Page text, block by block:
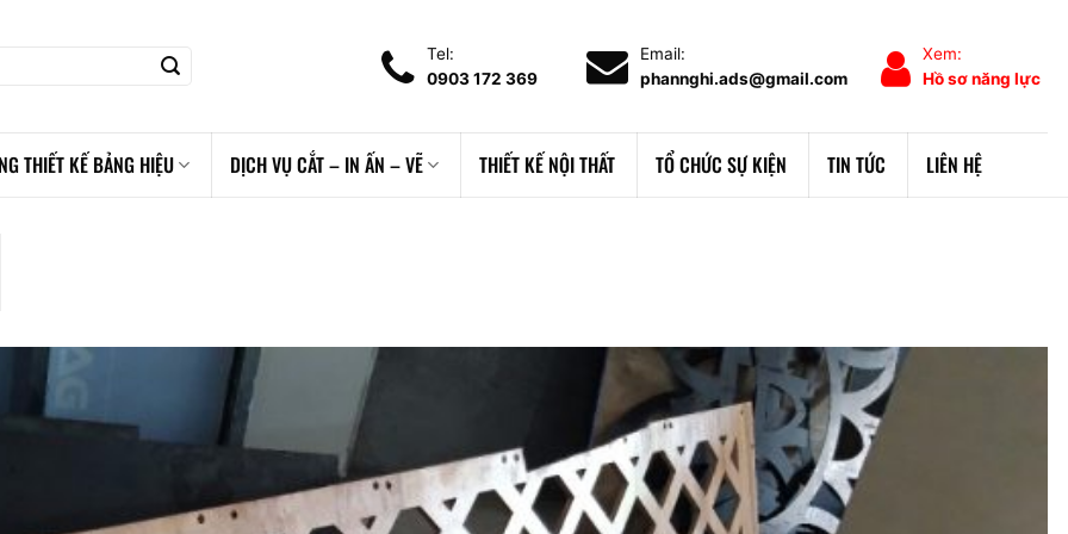
Tel:
0903 172 369
Email:
phannghi.ads@gmail.com
Xem:
Hồ sơ năng lực
THIẾT KẾ BẢNG HIỆU DỊCH VỤ CẮT – IN ẤN – VẼ THIẾT KẾ NỘI THẤT TỔ CHỨC SỰ KIỆN TIN TỨC LIÊN HỆ